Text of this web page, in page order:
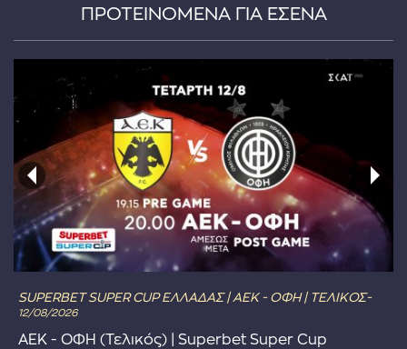
...πληκτρολογήστε κείμενο προς αναζήτηση
ΠΡΟΤΕΙΝΟΜΕΝΑ ΓΙΑ ΕΣΕΝΑ
SUPERBET SUPER CUP ΕΛΛΑΔΑΣ | ΑΕΚ - ΟΦΗ | ΤΕΛΙΚΟΣ-
12/08/2026
ΑΕΚ - ΟΦΗ (Τελικός) | Superbet Super Cup